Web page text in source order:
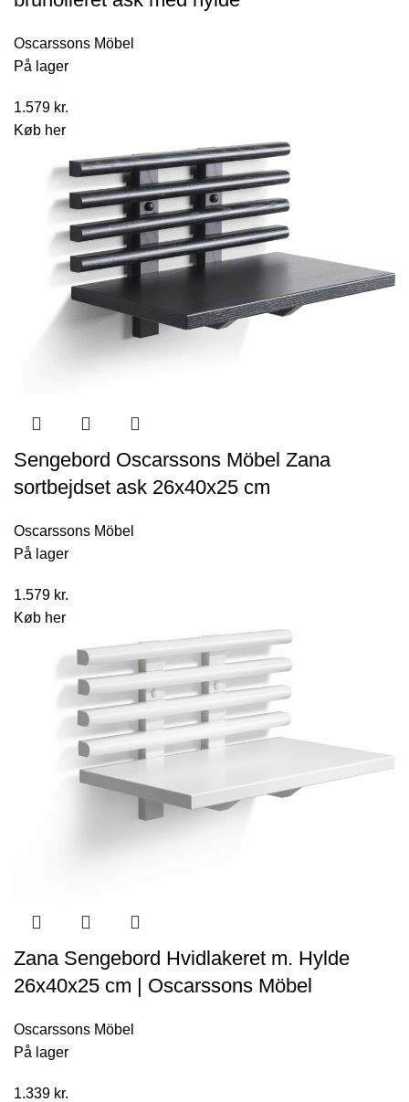
Oscarssons Möbel
På lager
1.579 kr.
Køb her
Sengebord Oscarssons Möbel Zana
sortbejdset ask 26x40x25 cm
Oscarssons Möbel
På lager
1.579 kr.
Køb her
Zana Sengebord Hvidlakeret m. Hylde
26x40x25 cm | Oscarssons Möbel
Oscarssons Möbel
På lager
1.339 kr.